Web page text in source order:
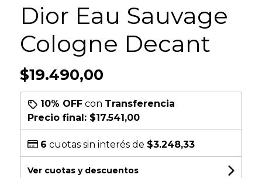
Dior Eau Sauvage
Cologne Decant
$19.490,00
10% OFFcon Transferencia
Precio final: $17.541,00
6 cuotas sin interés de $3.248,33
Ver cuotas y descuentos